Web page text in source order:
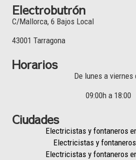
Electrobutrón
C/Mallorca, 6 Bajos Local
43001 Tarragona
Horarios
De lunes a viernes
09:00h a 18:00
Ciudades
Electricistas y fontaneros
Electricistas y
Electricistas y fontaneros